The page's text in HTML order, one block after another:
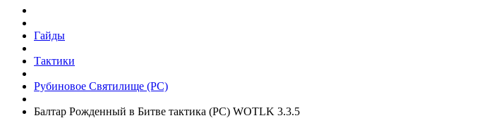
Гайды
Тактики
Рубиновое Святилище (РС)
Балтар Рожденный в Битве тактика (РС) WOTLK 3.3.5